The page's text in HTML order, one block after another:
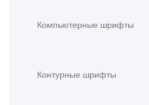
Компьютерные шрифты
Контурные шрифты